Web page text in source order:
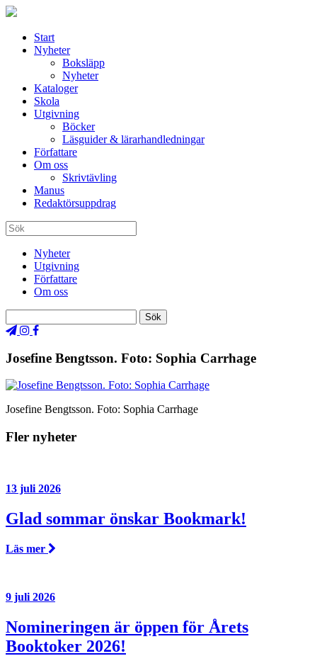
Start
Nyheter
Boksläpp
Nyheter
Kataloger
Skola
Utgivning
Böcker
Läsguider & lärarhandledningar
Författare
Om oss
Skrivtävling
Manus
Redaktörsuppdrag
Nyheter
Utgivning
Författare
Om oss
Josefine Bengtsson. Foto: Sophia Carrhage
Josefine Bengtsson. Foto: Sophia Carrhage
Fler nyheter
13 juli 2026
Glad sommar önskar Bookmark!
Läs mer
9 juli 2026
Nomineringen är öppen för Årets
Booktoker 2026!